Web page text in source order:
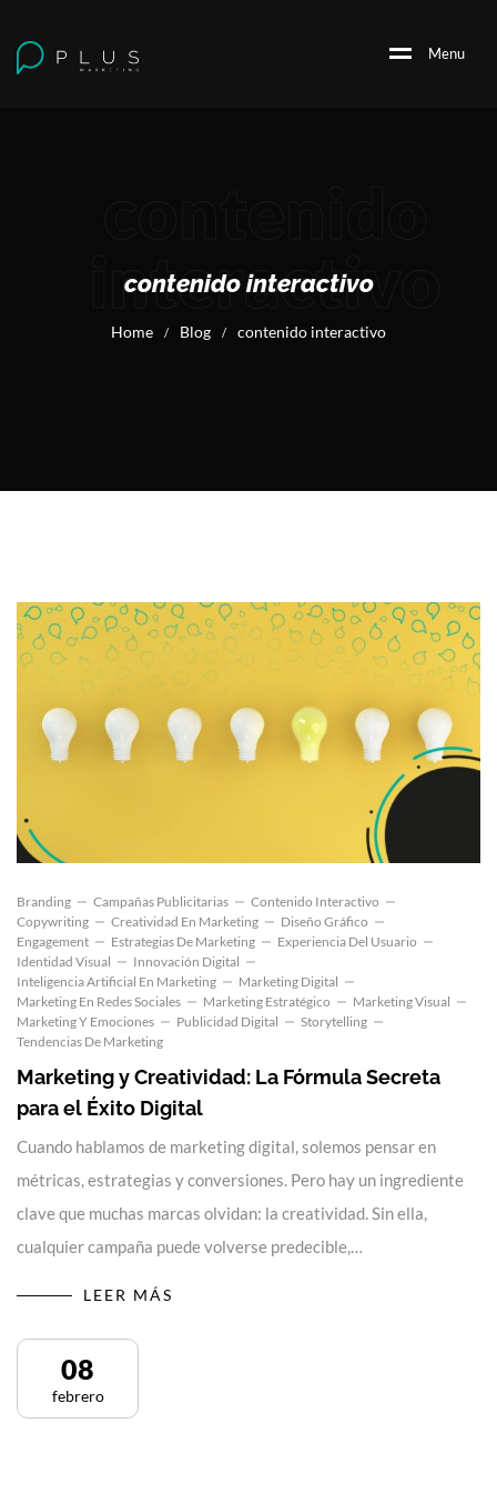
Menu
interactivo
contenido interactivo
Home / Blog / contenido interactivo
Branding Campañas Publicitarias
Contenido Interactivo
Copywriting
Creatividad En Marketing
Diseño Gráfico
Engagement
Estrategias De Marketing
Experiencia Del Usuario
Identidad Visual
Innovación Digital
Inteligencia Artificial En Marketing
Marketing Digital
Marketing En Redes Sociales
Marketing Estratégico
Marketing Visual
Marketing Y Emociones
Publicidad Digital
Storytelling
Tendencias De Marketing
Marketing y Creatividad: La Fórmula Secreta
para el Éxito Digital
Cuando hablamos de marketing digital, solemos pensar en
métricas, estrategias y conversiones. Pero hay un ingrediente
clave que muchas marcas olvidan: la creatividad. Sin ella,
cualquier campaña puede volverse predecible,…
LEER MÁS
08
febrero